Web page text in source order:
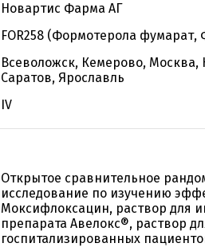
Новартис Фарма АГ
FOR258 (Формотерола фумарат,
Всеволожск, Кемерово,
Саратов, Ярославль
IV
Открытое сравнительное
исследование по изучению
Моксифлоксацин, раствор для
препарата Авелокс®, раствор
госпитализированных